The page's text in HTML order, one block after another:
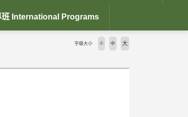
班 International Programs
字級大小 小 中 大